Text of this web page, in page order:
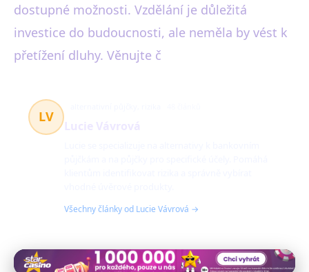
dostupné možnosti. Vzdělání je důležitá
investice do budoucnosti, ale neměla by vést k
přetížení dluhy. Věnujte č
LV
Všechny články od Lucie Vávrová →